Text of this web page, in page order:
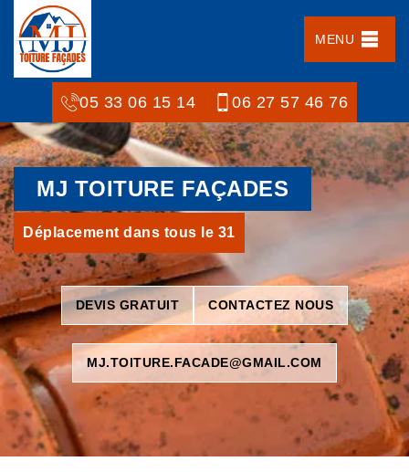
MENU
05 33 06 15 14 06 27 57 46 76
MJ TOITURE FAÇADES
Déplacement dans tous le 31
DEVIS GRATUIT CONTACTEZ NOUS
MJ.TOITURE.FACADE@GMAIL.COM